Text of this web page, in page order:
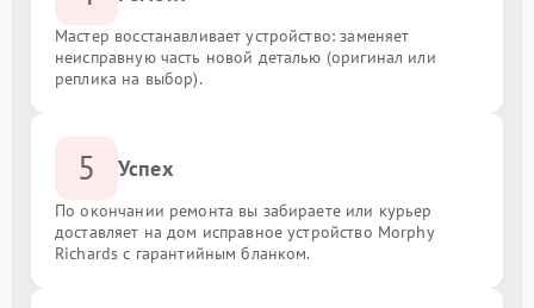
Мастер восстанавливает устройство: заменяет
неисправную часть новой деталью (оригинал или
реплика на выбор).
5 Успех
По окончании ремонта вы забираете или курьер
доставляет на дом исправное устройство Morphy
Richards с гарантийным бланком.